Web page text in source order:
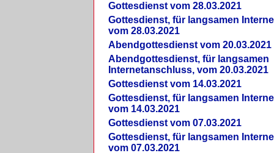
Gottesdienst vom 28.03.2021
Gottesdienst, für langsamen
vom 28.03.2021
Abendgottesdienst vom 20.03.2021
Abendgottesdienst, für langsamen
Internetanschluss, vom 20.03.2021
Gottesdienst vom 14.03.2021
Gottesdienst, für langsamen
vom 14.03.2021
Gottesdienst vom 07.03.2021
Gottesdienst, für langsamen
vom 07.03.2021